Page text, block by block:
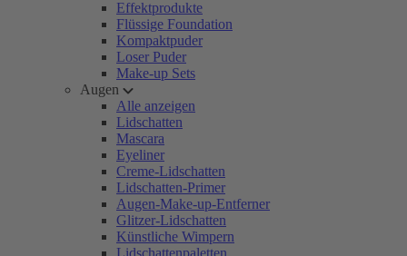
Effektprodukte
Flüssige Foundation
Kompaktpuder
Loser Puder
Make-up Sets
Augen
Alle anzeigen
Lidschatten
Mascara
Eyeliner
Creme-Lidschatten
Lidschatten-Primer
Augen-Make-up-Entferner
Glitzer-Lidschatten
Künstliche Wimpern
Lidschattenpaletten